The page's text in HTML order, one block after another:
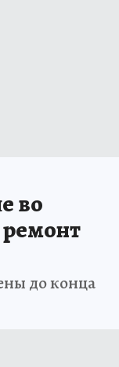
во
до конца